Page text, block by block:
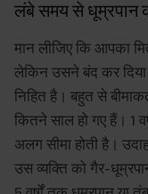
लंबे समय से धूम्रपान
मान लीजिए कि आपका
लेकिन उसने बंद कर
निहित है। बहुत से
कितने साल हो गए हैं। 1
अलग सीमा होती है।
उस व्यक्ति को गैर-